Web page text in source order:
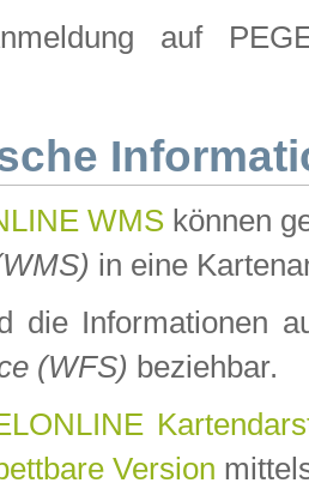
auf
WMS können
in eine
die Informationen
(WFS) beziehbar.
Version